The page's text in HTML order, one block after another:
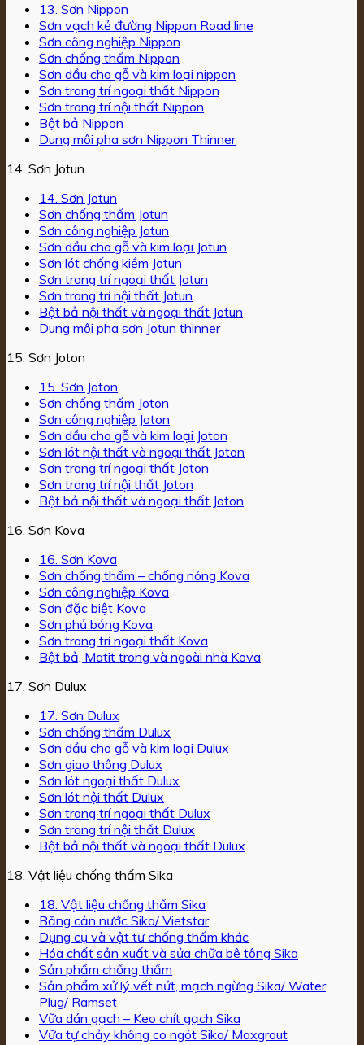
13. Sơn Nippon
Sơn vạch kẻ đường Nippon Road line
Sơn công nghiệp Nippon
Sơn chống thấm Nippon
Sơn dầu cho gỗ và kim loại nippon
Sơn trang trí ngoại thất Nippon
Sơn trang trí nội thất Nippon
Bột bả Nippon
Dung môi pha sơn Nippon Thinner
14. Sơn Jotun
14. Sơn Jotun
Sơn chống thấm Jotun
Sơn công nghiệp Jotun
Sơn dầu cho gỗ và kim loại Jotun
Sơn lót chống kiềm Jotun
Sơn trang trí ngoại thất Jotun
Sơn trang trí nội thất Jotun
Bột bả nội thất và ngoại thất Jotun
Dung môi pha sơn Jotun thinner
15. Sơn Joton
15. Sơn Joton
Sơn chống thấm Joton
Sơn công nghiệp Joton
Sơn dầu cho gỗ và kim loại Joton
Sơn lót nội thất và ngoại thất Joton
Sơn trang trí ngoại thất Joton
Sơn trang trí nội thất Joton
Bột bả nội thất và ngoại thất Joton
16. Sơn Kova
16. Sơn Kova
Sơn chống thấm – chống nóng Kova
Sơn công nghiệp Kova
Sơn đặc biệt Kova
Sơn phủ bóng Kova
Sơn trang trí ngoại thất Kova
Bột bả, Matit trong và ngoài nhà Kova
17. Sơn Dulux
17. Sơn Dulux
Sơn chống thấm Dulux
Sơn dầu cho gỗ và kim loại Dulux
Sơn giao thông Dulux
Sơn lót ngoại thất Dulux
Sơn lót nội thất Dulux
Sơn trang trí ngoại thất Dulux
Sơn trang trí nội thất Dulux
Bột bả nội thất và ngoại thất Dulux
18. Vật liệu chống thấm Sika
18. Vật liệu chống thấm Sika
Băng cản nước Sika/ Vietstar
Dụng cụ và vật tư chống thấm khác
Hóa chất sản xuất và sửa chữa bê tông Sika
Sản phẩm chống thấm
Sản phẩm xử lý vết nứt, mạch ngừng Sika/ Water
Plug/ Ramset
Vữa dán gạch – Keo chít gạch Sika
Vữa tự chảy không co ngót Sika/ Maxgrout